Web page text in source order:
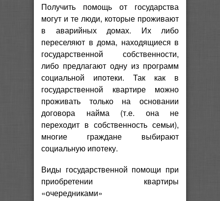
Получить помощь от государства
могут и те люди, которые проживают
в аварийных домах. Их либо
переселяют в дома, находящиеся в
государственной собственности,
либо предлагают одну из программ
социальной ипотеки. Так как в
государственной квартире можно
проживать только на основании
договора найма (т.е. она не
переходит в собственность семьи),
многие граждане выбирают
социальную ипотеку.
Виды государственной помощи при
приобретении квартиры
«очередниками»